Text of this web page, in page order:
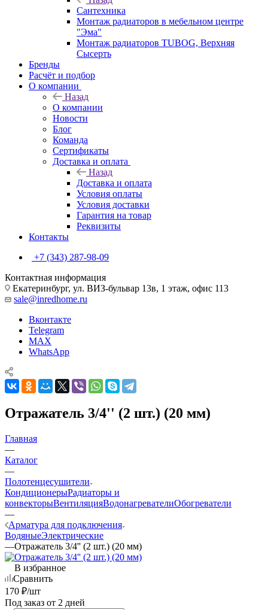
Сантехника
Монтаж радиаторов в мебельном центре
"Эма"
Монтаж радиаторов TUBOG, Верхняя
Сысерть
Бренды
Расчёт и подбор
О компании
Назад
О компании
Новости
Блог
Команда
Сертификаты
Доставка и оплата
Назад
Доставка и оплата
Условия оплаты
Условия доставки
Гарантия на товар
Реквизиты
Контакты
+7 (343) 287-98-09
Контактная информация
Екатеринбург, ул. ВИЗ-бульвар 13в, 1 этаж, офис 113
sale@inredhome.ru
Вконтакте
Telegram
MAX
WhatsApp
Отражатель 3/4'' (2 шт.) (20 мм)
Главная
—
Каталог
—
Полотенцесушители
КондиционерыРадиаторы и
конвекторыВентиляцияВодонагревателиОбогреватели
—
Арматура для подключения
ВодяныеЭлектрические
—Отражатель 3/4'' (2 шт.) (20 мм)
В избранное
Сравнить
170 ₽/шт
Под заказ от 2 дней